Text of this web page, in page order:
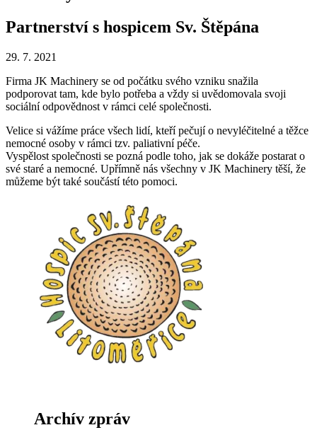
Partnerství s hospicem Sv. Štěpána
29. 7. 2021
Firma JK Machinery se od počátku svého vzniku snažila
podporovat tam, kde bylo potřeba a vždy si uvědomovala svoji
sociální odpovědnost v rámci celé společnosti.
Velice si vážíme práce všech lidí, kteří pečují o nevyléčitelné a těžce
nemocné osoby v rámci tzv. paliativní péče.
Vyspělost společnosti se pozná podle toho, jak se dokáže postarat o
své staré a nemocné. Upřímně nás všechny v JK Machinery těší, že
můžeme být také součástí této pomoci.
Archív zpráv